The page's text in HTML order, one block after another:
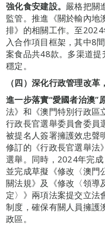
強化食安建設。 嚴格把關
監管。推進《關於輸內地
排》的相關工作。至
入合作項目框架，其中8
案食品共48款。多渠道
穩定。
（四）深化行政管理改
進一步落實“愛國者治澳”
法》和《澳門特別行政區
行政長官選舉委員會委員
被提名人簽署擁護效忠聲
修訂的《行政長官選舉法
選舉。同時，2024年完
並完成草擬《修改〈澳門
關法規》及《修改〈領導
定〉》兩項法案提交立法
制度，確保有關人員擁護
政區。